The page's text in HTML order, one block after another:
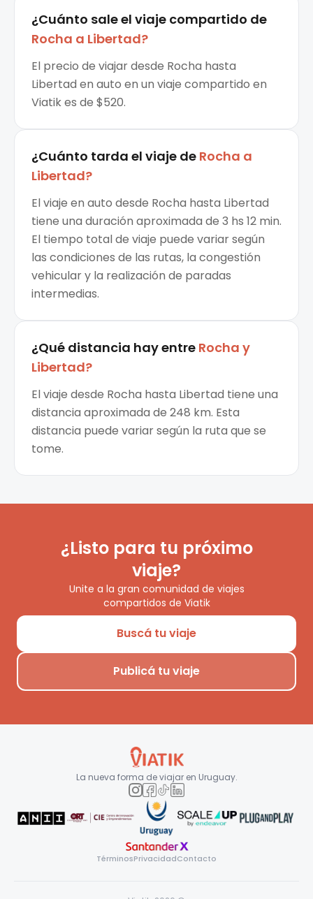
¿Cuánto sale el viaje compartido de
Rocha a Libertad?
El precio de viajar desde Rocha hasta
Libertad en auto en un viaje compartido en
Viatik es de $520.
¿Cuánto tarda el viaje de Rocha a
Libertad?
El viaje en auto desde Rocha hasta Libertad
tiene una duración aproximada de 3 hs 12 min.
El tiempo total de viaje puede variar según
las condiciones de las rutas, la congestión
vehicular y la realización de paradas
intermedias.
¿Qué distancia hay entre Rocha y
Libertad?
El viaje desde Rocha hasta Libertad tiene una
distancia aproximada de 248 km. Esta
distancia puede variar según la ruta que se
tome.
¿Listo para tu próximo
viaje?
Unite a la gran comunidad de viajes
compartidos de Viatik
Buscá tu viaje
Publicá tu viaje
La nueva forma de viajar en Uruguay.
TérminosPrivacidadContacto